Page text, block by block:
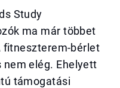
Study
ma már többet
fitneszterem-bérlet
elég. Ehelyett
támogatási